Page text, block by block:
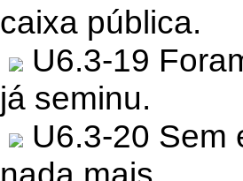
caixa pública.
U6.3-19
já seminu.
U6.3-20 Sem